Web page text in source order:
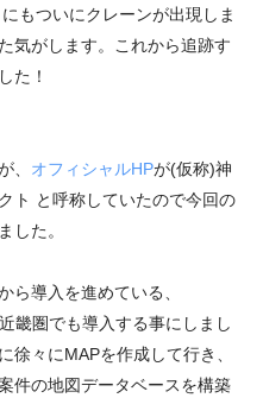
にもついにクレーンが出現しま
気がします。これから追跡す
た！
、 オフィシャルHPが(仮称)神
ト と呼称していたので今回の
した。
導入を進めている、
畿圏でも導入する事にしまし
徐々にMAPを作成して行き、
件の地図データベースを構築